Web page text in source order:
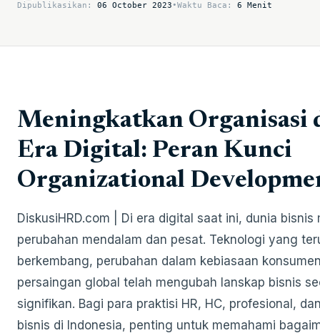
Dipublikasikan: 06 October 2023•Waktu Baca: 6 Menit
Meningkatkan Organisasi
Era Digital: Peran Kunci
Organizational
DiskusiHRD.com | Di era digital saat ini, dunia bisnis
perubahan mendalam dan pesat. Teknologi yang
berkembang, perubahan dalam kebiasaan
persaingan global telah mengubah lanskap bisnis
signifikan. Bagi para praktisi HR, HC, profesional,
bisnis di Indonesia, penting untuk memahami